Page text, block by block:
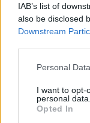
IAB’s list of
also be disclosed
Downstream
Personal
I want to opt-
personal data.
Opted In